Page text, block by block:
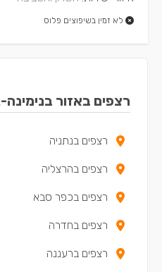
לא זמין בשיפוצים פלוס
רצפים באזור
רצפים בנתניה
רצפים בהרצליה
רצפים בכפר סבא
רצפים בחדרה
רצפים ברעננה